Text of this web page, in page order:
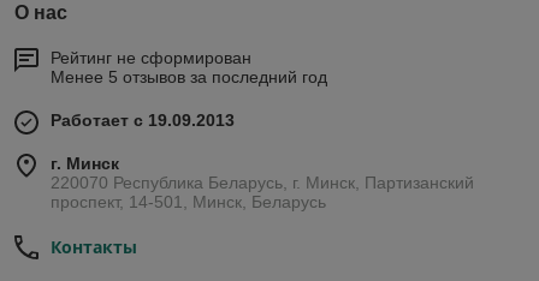
О нас
Рейтинг не сформирован
Менее 5 отзывов за последний год
Работает с 19.09.2013
г. Минск
220070 Республика Беларусь, г. Минск, Партизанский
проспект, 14-501, Минск, Беларусь
Контакты